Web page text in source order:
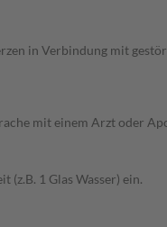
in Verbindung mit
mit einem Arzt oder
(z.B. 1 Glas Wasser) ein.